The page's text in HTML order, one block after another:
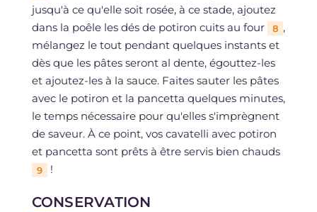
jusqu'à ce qu'elle soit rosée, à ce stade, ajoutez
dans la poêle les dés de potiron cuits au four
8 ,
mélangez le tout pendant quelques instants et
dès que les pâtes seront al dente, égouttez-les
et ajoutez-les à la sauce. Faites sauter les pâtes
avec le potiron et la pancetta quelques minutes,
le temps nécessaire pour qu'elles s'imprègnent
de saveur. À ce point, vos cavatelli avec potiron
et pancetta sont prêts à être servis bien chauds
9 !
CONSERVATION